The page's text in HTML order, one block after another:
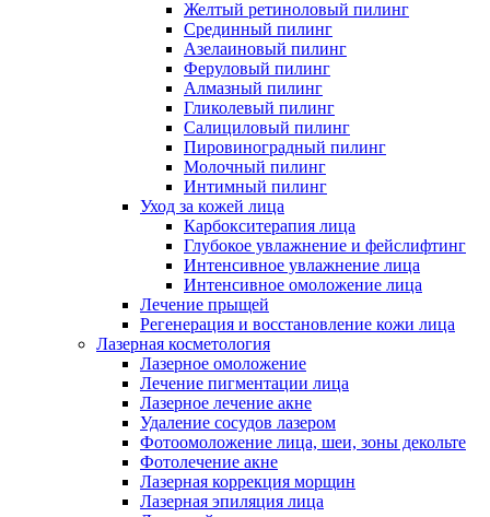
Желтый ретиноловый пилинг
Срединный пилинг
Азелаиновый пилинг
Феруловый пилинг
Алмазный пилинг
Гликолевый пилинг
Салициловый пилинг
Пировиноградный пилинг
Молочный пилинг
Интимный пилинг
Уход за кожей лица
Карбокситерапия лица
Глубокое увлажнение и фейслифтинг
Интенсивное увлажнение лица
Интенсивное омоложение лица
Лечение прыщей
Регенерация и восстановление кожи лица
Лазерная косметология
Лазерное омоложение
Лечение пигментации лица
Лазерное лечение акне
Удаление сосудов лазером
Фотоомоложение лица, шеи, зоны декольте
Фотолечение акне
Лазерная коррекция морщин
Лазерная эпиляция лица